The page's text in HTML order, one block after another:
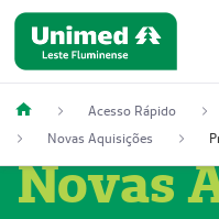
Acesso Rápido
Novas Aquisições
Novas